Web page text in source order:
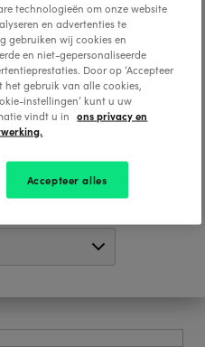
technologieën om onze website
en advertenties te
gebruiken wij cookies en
en niet-gepersonaliseerde
Door op ‘Accepteer
het gebruik van alle cookies,
instellingen’ kunt u uw
vindt u in
ons privacy en
Accepteer alles